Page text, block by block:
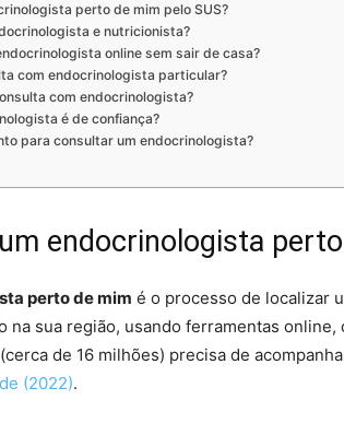
perto de mim pelo SUS?
e nutricionista?
online sem sair de casa?
com endocrinologista particular?
com endocrinologista?
é de confiança?
para consultar um endocrinologista?
endocrinologista
perto de mim é o processo de localizar
na sua região, usando ferramentas online,
(cerca de 16 milhões) precisa de
(2022).